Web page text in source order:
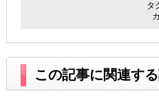
タ
この記事に関連す